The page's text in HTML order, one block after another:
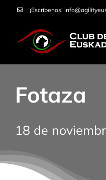
Saltar
contenido
¡Escríbenos!
Fotaza
18 de